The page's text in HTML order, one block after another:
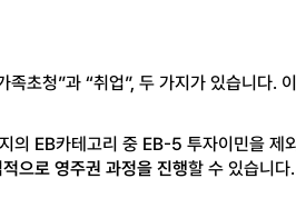
족초청”과 “취업”, 두 가지가 있습니
의 EB카테고리 중 EB-5 투자이민을
으로 영주권 과정을 진행할 수 있습니다.